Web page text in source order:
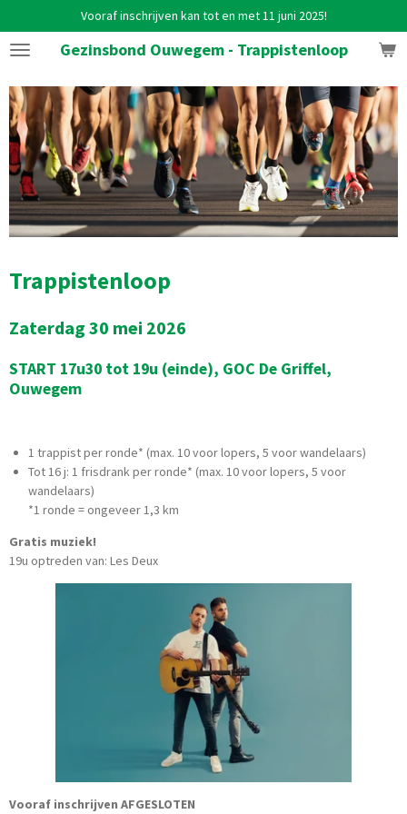
direct
naar
hoofdinhoud
Gezinsbond Ouwegem - Trappistenloop
Vooraf inschrijven kan tot en met 11 juni 2025!
Trappistenloop
Zaterdag 30 mei 2026
START 17u30 tot 19u (einde), GOC De Griffel,
Ouwegem
1 trappist per ronde* (max. 10 voor lopers, 5 voor wandelaars)
Tot 16 j: 1 frisdrank per ronde* (max. 10 voor lopers, 5 voor
wandelaars)
*1 ronde = ongeveer 1,3 km
Gratis muziek!
19u optreden van: Les Deux
Vooraf inschrijven AFGESLOTEN